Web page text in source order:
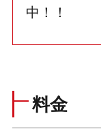
中！！
料金